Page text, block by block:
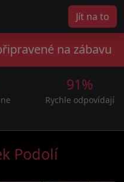
Jít na to
na zábavu
91%
Rychle odpovídají
Podolí